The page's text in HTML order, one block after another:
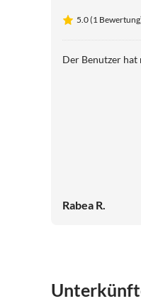
Sylt5.0 (1
Der Benutzer hat
Rabea R.